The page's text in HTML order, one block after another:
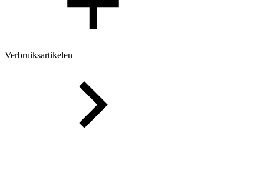
Verbruiksartikelen